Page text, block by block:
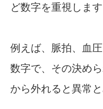
ど数字を重視します
例えば、脈拍、血
数字で、その決め
から外れると異常